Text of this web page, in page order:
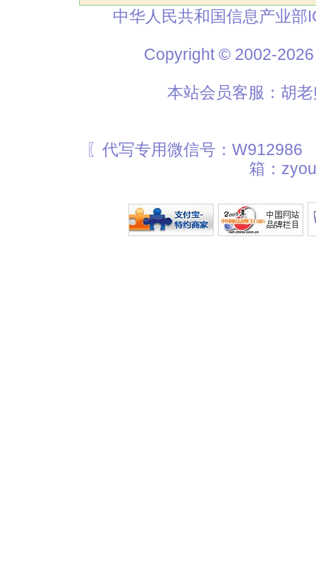
中华人民共和国信息产业部
Copyright © 2002-
本站会员客服：胡
〖代写专用微信号：
箱：